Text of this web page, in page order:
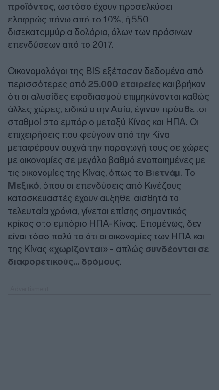
προϊόντος, ωστόσο έχουν προσελκύσει
ελαφρώς πάνω από το 10%, ή 550
δισεκατομμύρια δολάρια, όλων των πράσινων
επενδύσεων από το 2017.
Οικονομολόγοι της BIS εξέτασαν δεδομένα από
περισσότερες από 25.000 εταιρείες και βρήκαν
ότι οι αλυσίδες εφοδιασμού επιμηκύνονται καθώς
άλλες χώρες, ειδικά στην Ασία, έγιναν πρόσθετοι
σταθμοί στο εμπόριο μεταξύ Κίνας και ΗΠΑ. Οι
επιχειρήσεις που φεύγουν από την Κίνα
μεταφέρουν συχνά την παραγωγή τους σε χώρες
με οικονομίες σε μεγάλο βαθμό ενοποιημένες με
τις οικονομίες της Κίνας, όπως το Βιετνάμ. Το
Μεξικό, όπου οι επενδύσεις από Κινέζους
κατασκευαστές έχουν αυξηθεί αισθητά τα
τελευταία χρόνια, γίνεται επίσης σημαντικός
κρίκος στο εμπόριο ΗΠΑ-Κίνας. Επομένως, δεν
είναι τόσο πολύ το ότι οι οικονομίες των ΗΠΑ και
της Κίνας «χωρίζονται» - απλώς συνδέονται σε
διαφορετικούς... δρόμους.